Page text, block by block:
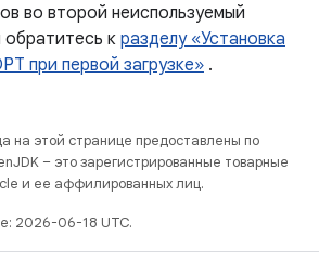
во второй неиспользуемый
к разделу «Установка
при первой загрузке» .
на этой странице предоставлены по
– это зарегистрированные товарные
и ее аффилированных лиц.
2026-06-18 UTC.